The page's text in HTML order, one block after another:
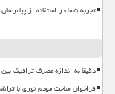
تجربه شما در استفاده از
دقیقا به اندازه مصرف ترافیک
فراخوان ساخت مودم نوری با